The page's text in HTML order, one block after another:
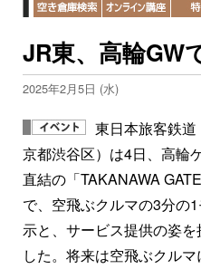
JR東、高輪GW
2025年2月5日 (水)
東日本旅客鉄
京都渋谷区）は4日、高輪
直結の「TAKANAWA
で、空飛ぶクルマの3分の
示と、サービス提供の姿
した。将来は空飛ぶクル